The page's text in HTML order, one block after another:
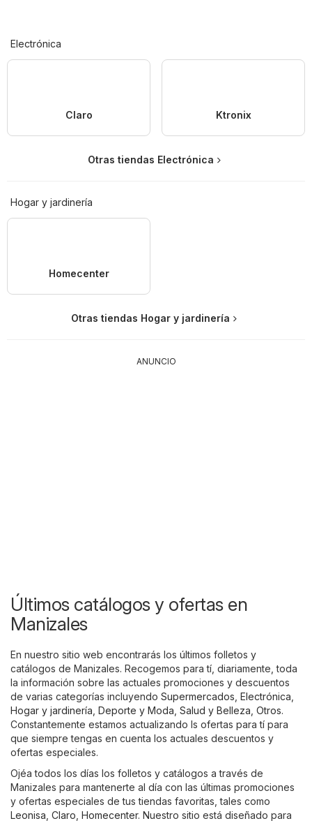
Electrónica
Claro Ktronix
Otras tiendas Electrónica
Hogar y jardinería
Homecenter
Otras tiendas Hogar y jardinería
ANUNCIO
Últimos catálogos y ofertas en
Manizales
En nuestro sitio web encontrarás los últimos folletos y
catálogos de Manizales. Recogemos para tí, diariamente, toda
la información sobre las actuales promociones y descuentos
de varias categorías incluyendo Supermercados Electrónica
Hogar y jardinería Deporte y Moda Salud y Belleza Otros.
Constantemente estamos actualizando ls ofertas para tí para
que siempre tengas en cuenta los actuales descuentos y
ofertas especiales.
Ojéa todos los días los folletos y catálogos a través de
Manizales para mantenerte al día con las últimas promociones
y ofertas especiales de tus tiendas favoritas, tales como
Leonisa Claro Homecenter. Nuestro sitio está diseñado para